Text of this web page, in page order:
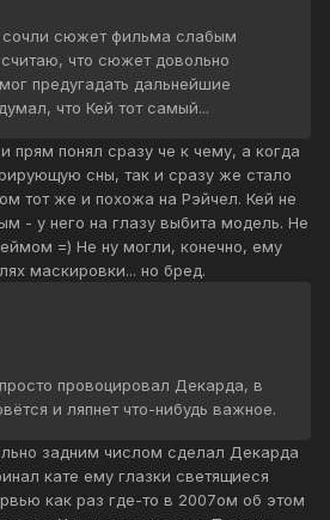
сочли сюжет фильма слабым
что сюжет довольно
предугадать дальнейшие
что Кей тот самый...
прям понял сразу че к чему, а когда
сны, так и сразу же стало
тот же и похожа на Рэйчел. Кей не
- у него на глазу выбита модель. Не
=) Не ну могли, конечно, ему
маскировки... но бред.
провоцировал Декарда, в
и ляпнет что-нибудь важное.
задним числом сделал Декарда
кате ему глазки светящиеся
как раз где-то в 2007ом об этом